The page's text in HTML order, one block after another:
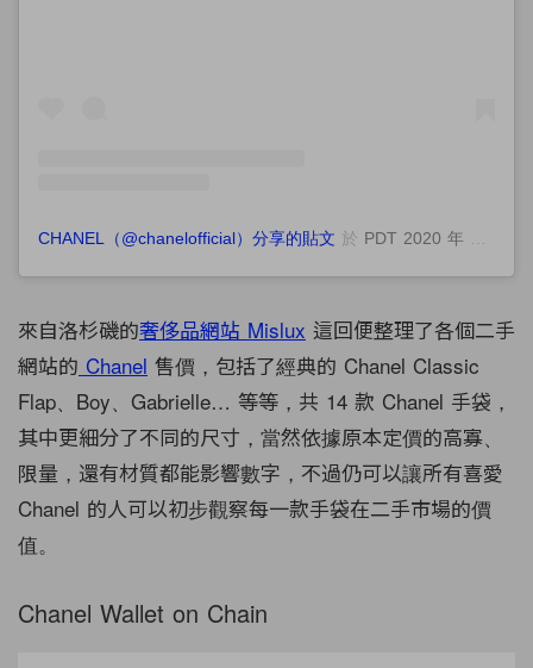
CHANEL（@chanelofficial）分享的貼文 於 PDT 2020 年 6月 月 10 日 上午 5:39
來自洛杉磯的奢侈品網站 Mislux 這回便整理了各個二手
網站的 Chanel 售價，包括了經典的 Chanel Classic
Flap、Boy、Gabrielle… 等等，共 14 款 Chanel 手袋，
其中更細分了不同的尺寸，當然依據原本定價的高寡、
限量，還有材質都能影響數字，不過仍可以讓所有喜愛
Chanel 的人可以初步觀察每一款手袋在二手市場的價
值。
Chanel Wallet on Chain